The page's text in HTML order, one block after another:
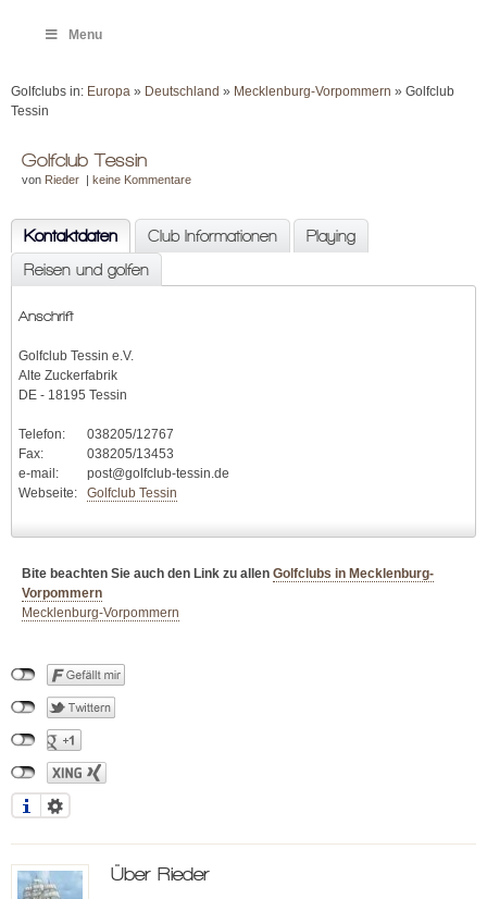
Menu
Golfclubs in: Europa » Deutschland » Mecklenburg-Vorpommern » Golfclub
Tessin
Golfclub Tessin
von Rieder | keine Kommentare
Kontaktdaten Club Informationen
Playing
Reisen und golfen
Anschrift
Golfclub Tessin e.V.
Alte Zuckerfabrik
DE - 18195 Tessin
Telefon:
038205/12767
Fax:
038205/13453
e-mail:
post@golfclub-tessin.de
Webseite:
Golfclub Tessin
Bite beachten Sie auch den Link zu allen Golfclubs in Mecklenburg-
Vorpommern
Mecklenburg-Vorpommern
Über Rieder